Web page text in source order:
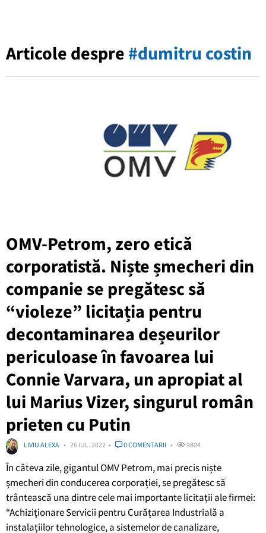
Articole despre #dumitru costin
OMV-Petrom, zero etică
corporatistă. Niște șmecheri din
companie se pregătesc să
“violeze” licitația pentru
decontaminarea deșeurilor
periculoase în favoarea lui
Connie Varvara, un apropiat al
lui Marius Vizer, singurul român
prieten cu Putin
LIVIU ALEXA 26 IUL. 2022 0 COMENTARII 9804
În câteva zile, gigantul OMV Petrom, mai precis niște
șmecheri din conducerea corporației, se pregătesc să
trântească una dintre cele mai importante licitații ale firmei:
“Achiziţionare Servicii pentru Curățarea Industrială a
instalațiilor tehnologice, a sistemelor de canalizare,